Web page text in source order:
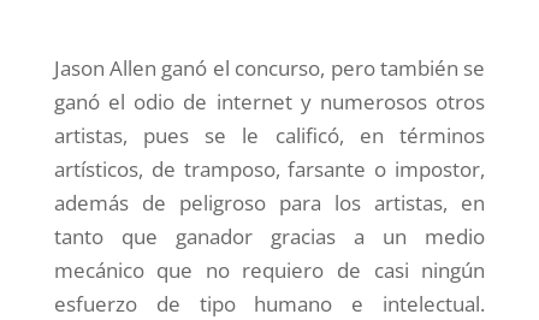
Jason Allen ganó el concurso, pero también se
ganó el odio de internet y numerosos otros
artistas, pues se le calificó, en términos
artísticos, de tramposo, farsante o impostor,
además de peligroso para los artistas, en
tanto que ganador gracias a un medio
mecánico que no requiero de casi ningún
esfuerzo de tipo humano e intelectual.